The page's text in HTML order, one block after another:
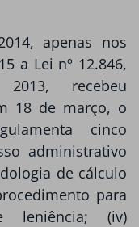
apenas nos
a Lei nº 12.846,
recebeu
18 de março, o
cinco
administrativo
de cálculo
para
leniência; (iv)